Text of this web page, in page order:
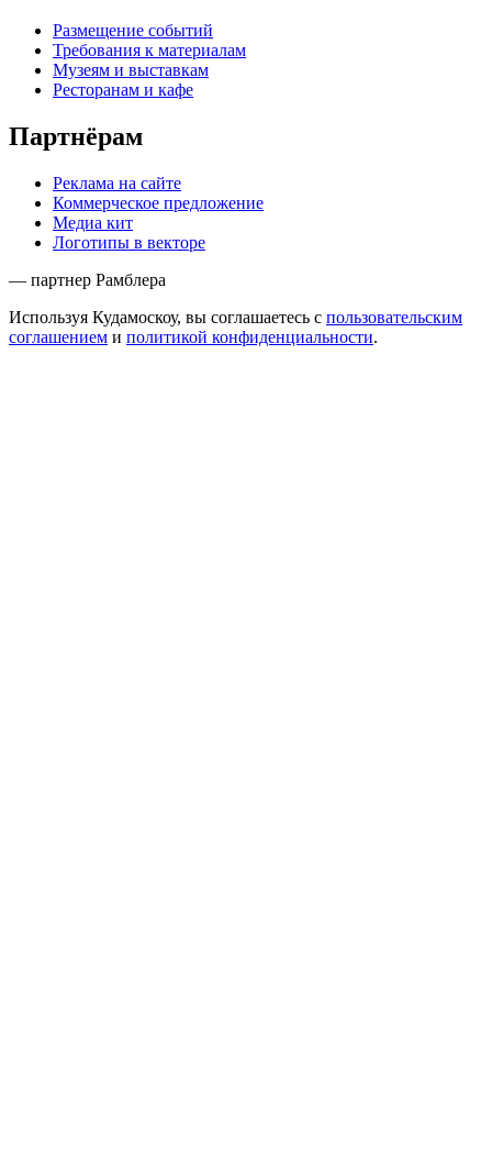
Размещение событий
Требования к материалам
Музеям и выставкам
Ресторанам и кафе
Партнёрам
Реклама на сайте
Коммерческое предложение
Медиа кит
Логотипы в векторе
— партнер Рамблера
Используя Кудамоскоу, вы соглашаетесь с пользовательским
соглашением и политикой конфиденциальности.